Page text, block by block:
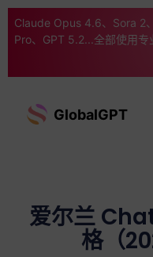
Claude Opus 4.6、Sora 2
Pro、GPT 5.2...全部使用专
GlobalGPT
爱尔兰
格（